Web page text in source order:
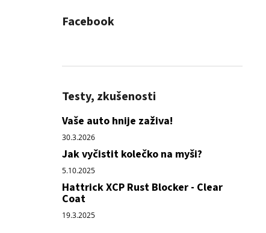
Facebook
Testy, zkušenosti
Vaše auto hnije zaživa!
30.3.2026
Jak vyčistit kolečko na myši?
5.10.2025
Hattrick XCP Rust Blocker - Clear
Coat
19.3.2025